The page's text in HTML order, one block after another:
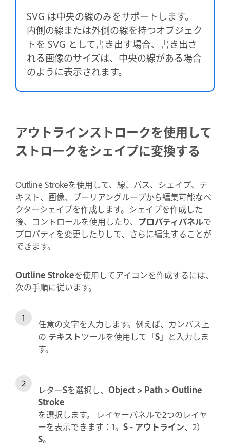
SVG は中央の線のみをサポートします。
内側の線または外側の線を持つオブジェク
トを SVG として書き出す場合、書き出さ
れる画像のサイズは、中央の線がある場合
のように表示されます。
アウトラインストロークを使用して
ストロークをシェイプに変換する
Outline Strokeを使用して、線、パス、シェイプ、テ
キスト、画像、ブーリアングループから編集可能なベ
クターシェイプを作成します。シェイプを作成した
後、コントロールを使用したり、 プロパティパネルで
プロパティを変更したりして、さらに編集することが
できます。
Outline Strokeを使用してアイコンを作成するには、
次の手順に従います。
任意の文字を入力します。例えば、カンバス上
の テキストツールを使用して「S」と入力しま
す。
レターSを選択し、 Object > Path > Outline
Stroke
を選択します。 レイヤーパネルで2つのレイヤ
ーを表示できます：1。 S - アウトライン、2）
S。